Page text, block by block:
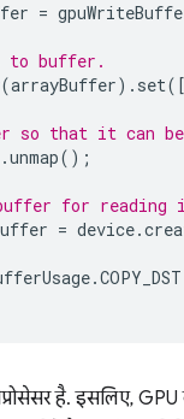
=
to buffer.
(arrayBuffer). set([
so that it can
.unmap();
for reading
= device.
.COPY_DST
है. इसलिए, GPU